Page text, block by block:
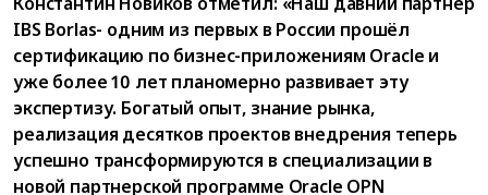
IBS Borlas- одним из первых в России прошёл
сертификацию по бизнес-приложениям Oracle и
уже более 10 лет планомерно развивает эту
экспертизу. Богатый опыт, знание рынка,
реализация десятков проектов внедрения теперь
успешно трансформируются в специализации в
новой партнерской программе Oracle OPN